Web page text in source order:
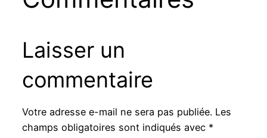
Laisser un
commentaire
Votre adresse e-mail ne sera pas publiée. Les
champs obligatoires sont indiqués avec *